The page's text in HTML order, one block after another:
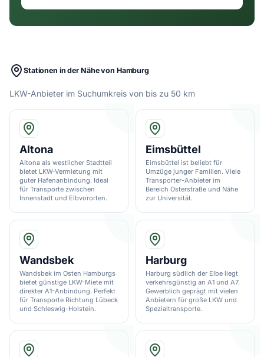
Stationen in der Nähe von Hamburg
LKW-Anbieter im Suchumkreis von bis zu 50 km
Altona
Altona als westlicher Stadtteil
bietet LKW-Vermietung mit
guter Hafenanbindung. Ideal
für Transporte zwischen
Innenstadt und Elbvororten.
Eimsbüttel
Eimsbüttel ist beliebt für
Umzüge junger Familien. Viele
Transporter-Anbieter im
Bereich Osterstraße und Nähe
zur Universität.
Wandsbek
Wandsbek im Osten Hamburgs
bietet günstige LKW-Miete mit
direkter A1-Anbindung. Perfekt
für Transporte Richtung Lübeck
und Schleswig-Holstein.
Harburg
Harburg südlich der Elbe liegt
verkehrsgünstig an A1 und A7.
Gewerblich geprägt mit vielen
Anbietern für große LKW und
Spezialtransporte.